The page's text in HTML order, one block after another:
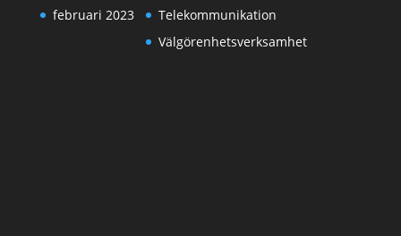
februari 2023
Telekommunikation
Välgörenhetsverksamhet